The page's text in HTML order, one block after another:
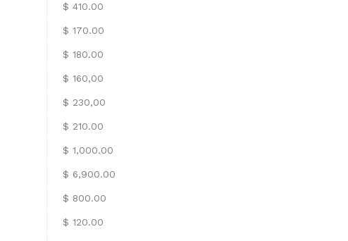
$ 410.00
$ 170.00
$ 180.00
$ 160,00
$ 230,00
$ 210.00
$ 1,000.00
$ 6,900.00
$ 800.00
$ 120.00